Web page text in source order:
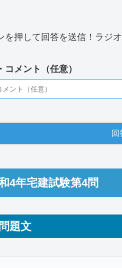
を押して回答を送信！ラジ
コメント（任意）
4年宅建試験第4問
題文